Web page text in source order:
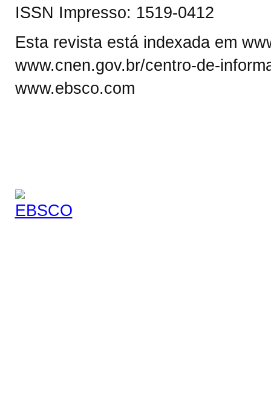
ISSN Impresso: 1519-0412
Esta revista está indexada em
www.cnen.gov.br/centro-de-
www.ebsco.com